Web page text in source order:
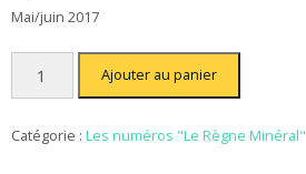
Mai/juin 2017
quantité
Le
Minéral
Ajouter au panier
Catégorie : Les numéros "Le Règne Minéral"